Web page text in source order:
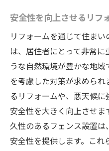
安全性を向上させるリフ
リフォームを通じて住ま
は、居住者にとって非常に
うな自然環境が豊かな地
を考慮した対策が求められ
るリフォームや、悪天候
安全性を大きく向上させ
久性のあるフェンス設置は
安全性を提供します。これ